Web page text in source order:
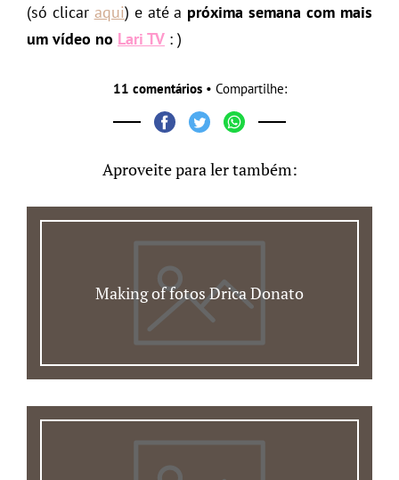
(só clicar aqui) e até a próxima semana com mais
um vídeo no Lari TV : )
11 comentários• Compartilhe:
Aproveite para ler também:
Making of fotos Drica Donato